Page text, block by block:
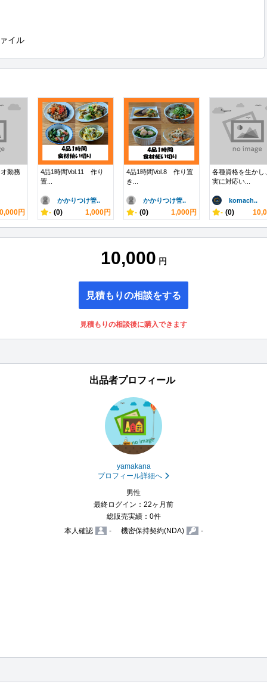
イル
勤務
円
4品1時間Vol.11 作り
置...
かかりつけ管..
- (0) 1,000円
4品1時間Vol.8 作り置
き...
かかりつけ管..
- (0) 1,000円
各種資格を生かし
実に対応い...
komach..
- (0)
10,000 円
見積もりの相談をする
見積もりの相談後に購入できます
出品者プロフィール
yamakana
プロフィール詳細へ
男性
最終ログイン：22ヶ月前
総販売実績：0件
本人確認
- 機密保持契約(NDA) -